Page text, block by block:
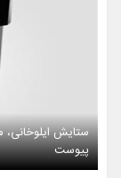
ستایش
پیوست